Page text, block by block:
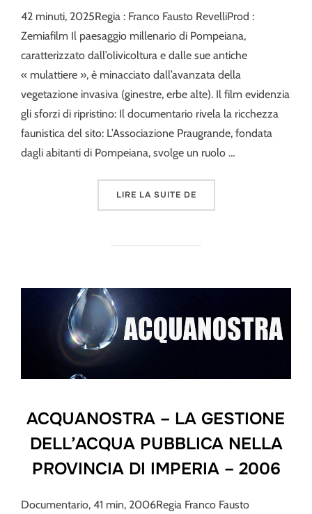
42 minuti, 2025Regia : Franco Fausto RevelliProd :
Zemiafilm Il paesaggio millenario di Pompeiana,
caratterizzato dall’olivicoltura e dalle sue antiche
« mulattiere », è minacciato dall’avanzata della
vegetazione invasiva (ginestre, erbe alte). Il film evidenzia
gli sforzi di ripristino: Il documentario rivela la ricchezza
faunistica del sito: L’Associazione Praugrande, fondata
dagli abitanti di Pompeiana, svolge un ruolo …
LIRE LA SUITE DE« TRA CIELO E TERRA –
ACQUANOSTRA – LA GESTIONE
DELL’ACQUA PUBBLICA NELLA
PROVINCIA DI IMPERIA – 2006
Documentario, 41 min, 2006Regia Franco Fausto